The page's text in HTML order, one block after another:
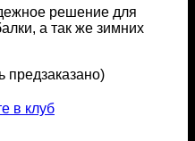
решение для
а так же зимних
предзаказано)